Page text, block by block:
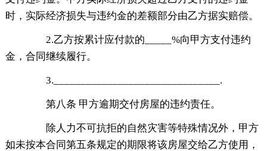
时，实际经济损失与违约金的差额部分由乙方据实赔偿。
2.乙方按累计应付款的_____%向甲方支付违约
金，合同继续履行。
3._______________________________.
第八条 甲方逾期交付房屋的违约责任。
除人力不可抗拒的自然灾害等特殊情况外，甲方
如未按本合同第五条规定的期限将该房屋交给乙方使用，